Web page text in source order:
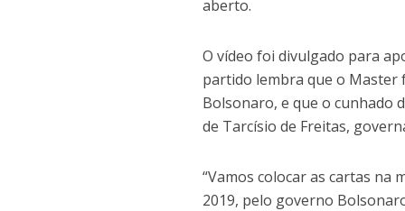
aberto.
O vídeo foi divulgado para
partido lembra que o Master
Bolsonaro, e que o cunhado
de Tarcísio de Freitas,
“Vamos colocar as cartas
2019, pelo governo